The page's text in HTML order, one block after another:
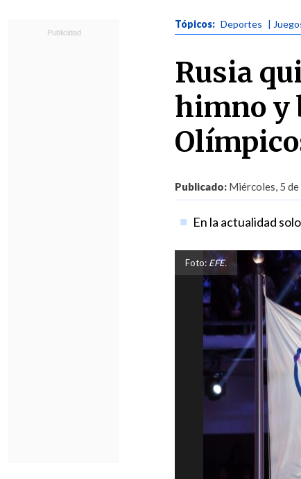
Tópicos: Deportes |
Rusia
himno y
Publicado: Miércoles, 5
En la actualidad
Foto: EFE.